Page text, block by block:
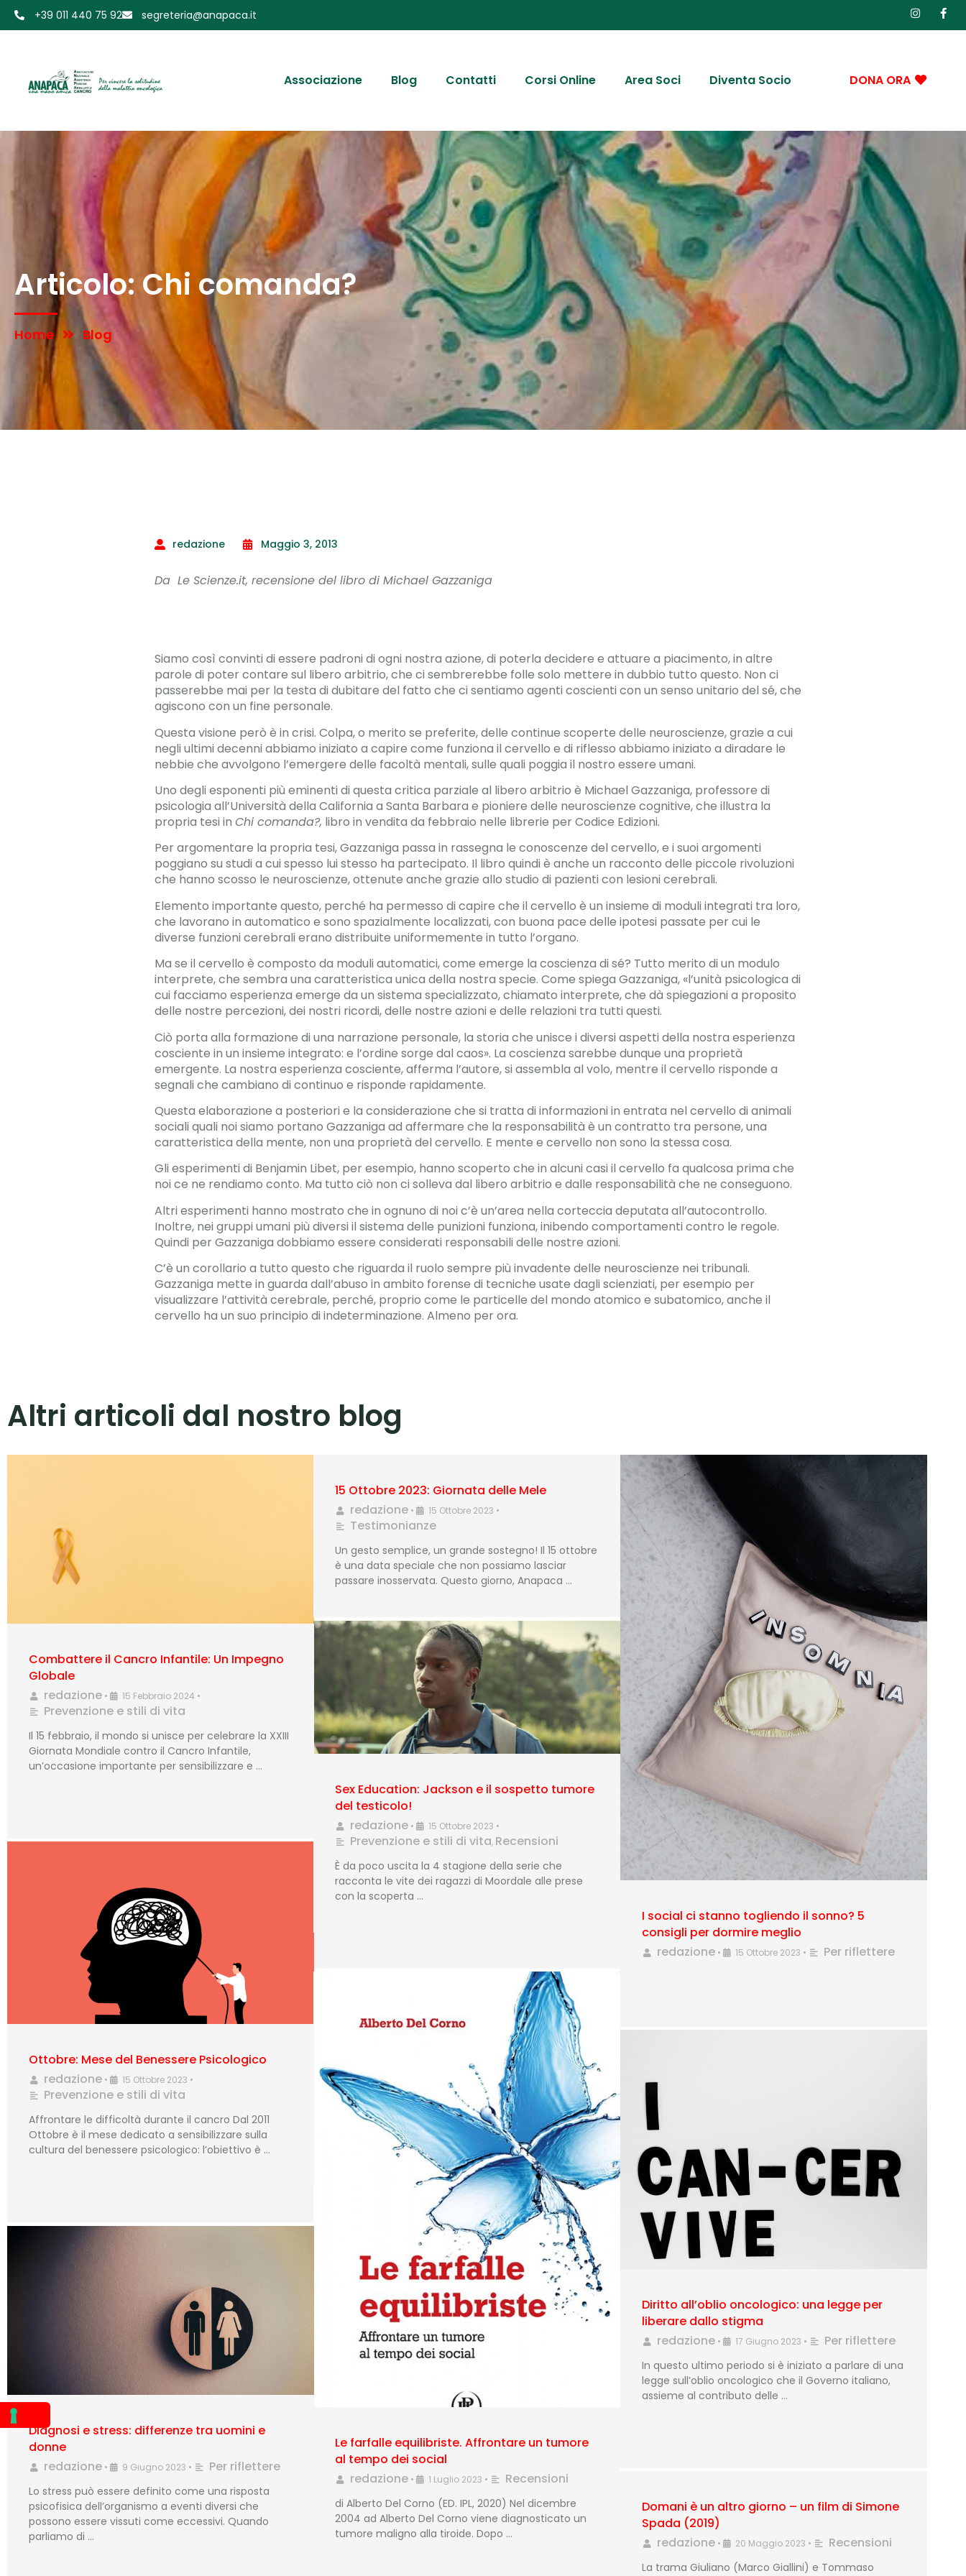
+39 011 440 75 92 segreteria@anapaca.it
Associazione Blog Contatti Corsi Online Area Soci Diventa Socio DONA ORA
Articolo: Chi comanda?
Home Blog
redazione Maggio 3, 2013
Da Le Scienze.it, recensione del libro di Michael Gazzaniga
Siamo così convinti di essere padroni di ogni nostra azione, di poterla decidere e attuare a piacimento, in altre
parole di poter contare sul libero arbitrio, che ci sembrerebbe folle solo mettere in dubbio tutto questo. Non ci
passerebbe mai per la testa di dubitare del fatto che ci sentiamo agenti coscienti con un senso unitario del sé, che
agiscono con un fine personale.
Questa visione però è in crisi. Colpa, o merito se preferite, delle continue scoperte delle neuroscienze, grazie a cui
negli ultimi decenni abbiamo iniziato a capire come funziona il cervello e di riflesso abbiamo iniziato a diradare le
nebbie che avvolgono l’emergere delle facoltà mentali, sulle quali poggia il nostro essere umani.
Uno degli esponenti più eminenti di questa critica parziale al libero arbitrio è Michael Gazzaniga, professore di
psicologia all’Università della California a Santa Barbara e pioniere delle neuroscienze cognitive, che illustra la
propria tesi in Chi comanda?, libro in vendita da febbraio nelle librerie per Codice Edizioni.
Per argomentare la propria tesi, Gazzaniga passa in rassegna le conoscenze del cervello, e i suoi argomenti
poggiano su studi a cui spesso lui stesso ha partecipato. Il libro quindi è anche un racconto delle piccole rivoluzioni
che hanno scosso le neuroscienze, ottenute anche grazie allo studio di pazienti con lesioni cerebrali.
Elemento importante questo, perché ha permesso di capire che il cervello è un insieme di moduli integrati tra loro,
che lavorano in automatico e sono spazialmente localizzati, con buona pace delle ipotesi passate per cui le
diverse funzioni cerebrali erano distribuite uniformemente in tutto l’organo.
Ma se il cervello è composto da moduli automatici, come emerge la coscienza di sé? Tutto merito di un modulo
interprete, che sembra una caratteristica unica della nostra specie. Come spiega Gazzaniga, «l’unità psicologica di
cui facciamo esperienza emerge da un sistema specializzato, chiamato interprete, che dà spiegazioni a proposito
delle nostre percezioni, dei nostri ricordi, delle nostre azioni e delle relazioni tra tutti questi.
Ciò porta alla formazione di una narrazione personale, la storia che unisce i diversi aspetti della nostra esperienza
cosciente in un insieme integrato: e l’ordine sorge dal caos». La coscienza sarebbe dunque una proprietà
emergente. La nostra esperienza cosciente, afferma l’autore, si assembla al volo, mentre il cervello risponde a
segnali che cambiano di continuo e risponde rapidamente.
Questa elaborazione a posteriori e la considerazione che si tratta di informazioni in entrata nel cervello di animali
sociali quali noi siamo portano Gazzaniga ad affermare che la responsabilità è un contratto tra persone, una
caratteristica della mente, non una proprietà del cervello. E mente e cervello non sono la stessa cosa.
Gli esperimenti di Benjamin Libet, per esempio, hanno scoperto che in alcuni casi il cervello fa qualcosa prima che
noi ce ne rendiamo conto. Ma tutto ciò non ci solleva dal libero arbitrio e dalle responsabilità che ne conseguono.
Altri esperimenti hanno mostrato che in ognuno di noi c’è un’area nella corteccia deputata all’autocontrollo.
Inoltre, nei gruppi umani più diversi il sistema delle punizioni funziona, inibendo comportamenti contro le regole.
Quindi per Gazzaniga dobbiamo essere considerati responsabili delle nostre azioni.
C’è un corollario a tutto questo che riguarda il ruolo sempre più invadente delle neuroscienze nei tribunali.
Gazzaniga mette in guarda dall’abuso in ambito forense di tecniche usate dagli scienziati, per esempio per
visualizzare l’attività cerebrale, perché, proprio come le particelle del mondo atomico e subatomico, anche il
cervello ha un suo principio di indeterminazione. Almeno per ora.
Altri articoli dal nostro blog
Combattere il Cancro Infantile: Un Impegno
Globale
redazione • 15 Febbraio 2024 •
Prevenzione e stili di vita
Il 15 febbraio, il mondo si unisce per celebrare la XXIII
Giornata Mondiale contro il Cancro Infantile,
un’occasione importante per sensibilizzare e …
15 Ottobre 2023: Giornata delle Mele
redazione • 15 Ottobre 2023 •
Testimonianze
Un gesto semplice, un grande sostegno! Il 15 ottobre
è una data speciale che non possiamo lasciar
passare inosservata. Questo giorno, Anapaca …
I social ci stanno togliendo il sonno? 5
consigli per dormire meglio
redazione • 15 Ottobre 2023 • Per riflettere
Sex Education: Jackson e il sospetto tumore
del testicolo!
redazione • 15 Ottobre 2023 •
Prevenzione e stili di vita, Recensioni
È da poco uscita la 4 stagione della serie che
racconta le vite dei ragazzi di Moordale alle prese
con la scoperta …
Ottobre: Mese del Benessere Psicologico
redazione • 15 Ottobre 2023 •
Prevenzione e stili di vita
Affrontare le difficoltà durante il cancro Dal 2011
Ottobre è il mese dedicato a sensibilizzare sulla
cultura del benessere psicologico: l’obiettivo è …
Le farfalle equilibriste. Affrontare un tumore
al tempo dei social
redazione • 1 Luglio 2023 • Recensioni
di Alberto Del Corno (ED. IPL, 2020) Nel dicembre
2004 ad Alberto Del Corno viene diagnosticato un
tumore maligno alla tiroide. Dopo …
Diritto all’oblio oncologico: una legge per
liberare dallo stigma
redazione • 17 Giugno 2023 • Per riflettere
In questo ultimo periodo si è iniziato a parlare di una
legge sull’oblio oncologico che il Governo italiano,
assieme al contributo delle …
Diagnosi e stress: differenze tra uomini e
donne
redazione • 9 Giugno 2023 • Per riflettere
Lo stress può essere definito come una risposta
psicofisica dell’organismo a eventi diversi che
possono essere vissuti come eccessivi. Quando
parliamo di …
Domani è un altro giorno – un film di Simone
Spada (2019)
redazione • 20 Maggio 2023 • Recensioni
La trama Giuliano (Marco Giallini) e Tommaso